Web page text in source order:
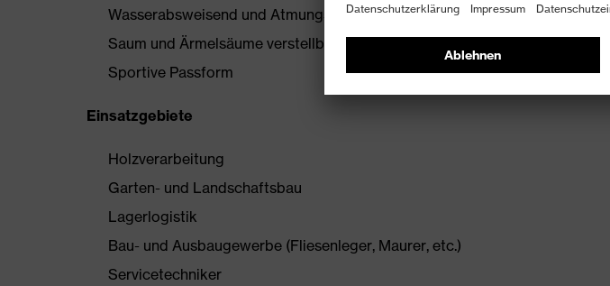
Wasserabsweisend und Atmungsaktiv
Saum und Ärmelsäume verstellbar für ultimativen Tragekomfort
Sportive Passform
Einsatzgebiete
Holzverarbeitung
Garten- und Landschaftsbau
Lagerlogistik
Bau- und Ausbaugewerbe (Fliesenleger, Maurer, etc.)
Servicetechniker